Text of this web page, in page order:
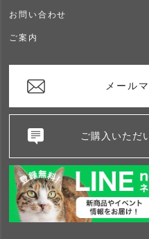
お問い合わせ
ご案内
メール
ご購入いただ